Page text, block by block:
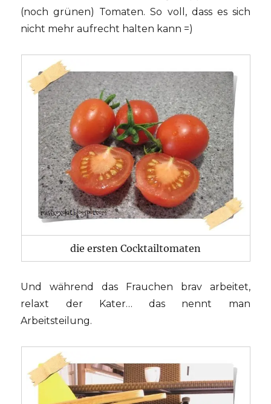
(noch grünen) Tomaten. So voll, dass es sich
nicht mehr aufrecht halten kann =)
die ersten Cocktailtomaten
Und während das Frauchen brav arbeitet,
relaxt der Kater… das nennt man
Arbeitsteilung.